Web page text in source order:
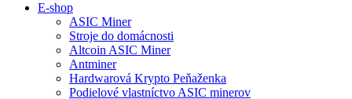
E-shop
ASIC Miner
Stroje do domácnosti
Altcoin ASIC Miner
Antminer
Hardwarová Krypto Peňaženka
Podielové vlastníctvo ASIC minerov